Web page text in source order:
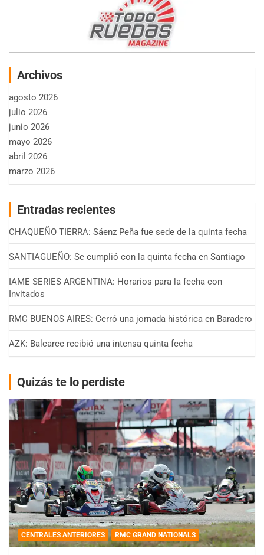
Archivos
agosto 2026
julio 2026
junio 2026
mayo 2026
abril 2026
marzo 2026
Entradas recientes
CHAQUEÑO TIERRA: Sáenz Peña fue sede de la quinta fecha
SANTIAGUEÑO: Se cumplió con la quinta fecha en Santiago
IAME SERIES ARGENTINA: Horarios para la fecha con
Invitados
RMC BUENOS AIRES: Cerró una jornada histórica en Baradero
AZK: Balcarce recibió una intensa quinta fecha
Quizás te lo perdiste
CENTRALES ANTERIORES RMC GRAND NATIONALS